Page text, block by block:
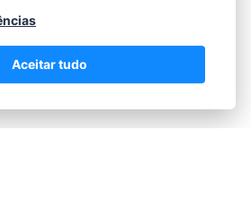
sejam residenciais,
demandam um
para evitar prejuízos e
Aceitar tudo